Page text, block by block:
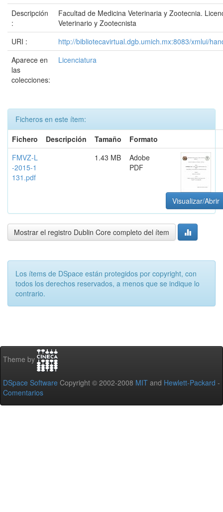
Descripción
:
Facultad de Medicina Veterinaria y Zootecnia.
Veterinario y Zootecnista
URI :
http://bibliotecavirtual.dgb.umich.mx:8083/xmlui/
Aparece en
las
colecciones:
Licenciatura
Ficheros en este ítem:
Fichero
Descripción Tamaño
Formato
FMVZ-L
-2015-1
131.pdf
1.43 MB
Adobe
PDF
Visualizar/Abrir
Mostrar el registro Dublin Core completo del ítem
Los ítems de DSpace están protegidos por copyright, con
todos los derechos reservados, a menos que se indique lo
contrario.
Theme by
DSpace Software Copyright © 2002-2008 MIT and Hewlett-Packard -
Comentarios